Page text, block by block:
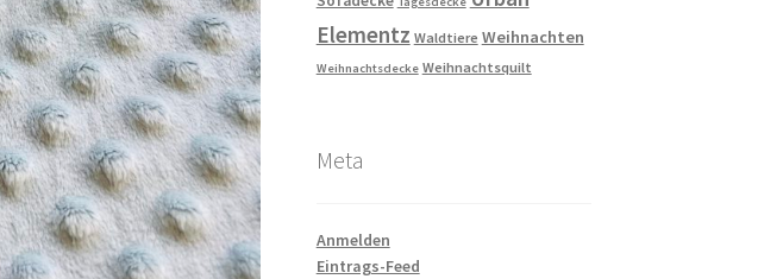
Elementz Waldtiere Weihnachten
Weihnachtsdecke Weihnachtsquilt
Meta
Anmelden
Eintrags-Feed